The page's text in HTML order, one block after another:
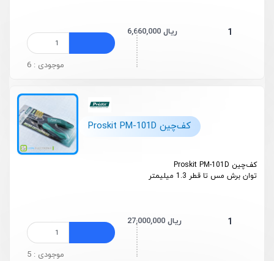
1 6,660,000 ریال
موجودی : 6
کف‌چین Proskit PM-101D
کف‌چین Proskit PM-101D
توان برش مس تا قطر 1.3 میلیمتر
1 27,000,000 ریال
موجودی : 5